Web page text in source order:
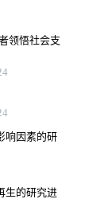
领悟社会支
响因素的研
生的研究进